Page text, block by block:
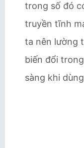
trong số đó
truyền tĩnh
ta nên lường
biến đổi
sàng khi